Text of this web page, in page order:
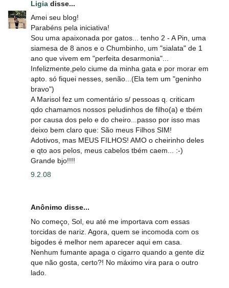
Ligia disse...
Amei seu blog!
Parabéns pela iniciativa!
Sou uma apaixonada por gatos... tenho 2 - A Pin, uma
siamesa de 8 anos e o Chumbinho, um "sialata" de 1
ano que vivem em "perfeita desarmonia"...
Infelizmente,pelo ciume da minha gata e por morar em
apto. só fiquei nesses, senão...(Ela tem um "geninho
bravo")
A Marisol fez um comentário s/ pessoas q. criticam
qdo chamamos nossos peludinhos de filho(a) e tbém
por causa dos pelo e do cheiro...passo por isso mas
deixo bem claro que: São meus Filhos SIM!
Adotivos, mas MEUS FILHOS! AMO o cheirinho deles
e qto aos pelos, meus cabelos tbém caem... :-)
Grande bjo!!!!
9.2.08
Anônimo disse...
No começo, Sol, eu até me importava com essas
torcidas de nariz. Agora, quem se incomoda com os
bigodes é melhor nem aparecer aqui em casa.
Nenhum fumante apaga o cigarro quando a gente diz
que não gosta, certo?! No máximo vira para o outro
lado.